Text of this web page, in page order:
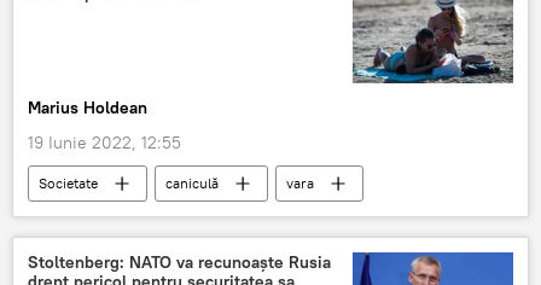
Marius Holdean
19 Iunie 2022, 12:55
Societate caniculă
vara
România
Căldură
Stoltenberg: NATO va recunoaște Rusia